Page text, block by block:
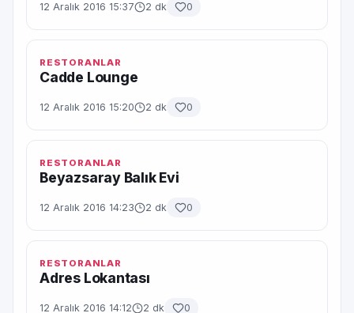
12 Aralık 2016 15:37 2 dk 0
RESTORANLAR
Cadde Lounge
12 Aralık 2016 15:20 2 dk 0
RESTORANLAR
Beyazsaray Balık Evi
12 Aralık 2016 14:23 2 dk 0
RESTORANLAR
Adres Lokantası
12 Aralık 2016 14:12 2 dk 0